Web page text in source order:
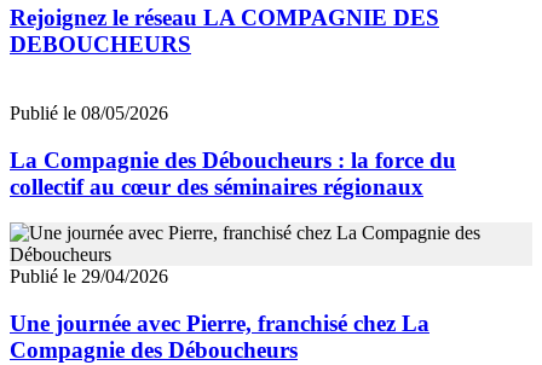
Rejoignez le réseau LA COMPAGNIE DES
DEBOUCHEURS
Publié le 08/05/2026
La Compagnie des Déboucheurs : la force du
collectif au cœur des séminaires régionaux
Publié le 29/04/2026
Une journée avec Pierre, franchisé chez La
Compagnie des Déboucheurs